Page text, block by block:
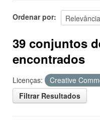
Ordenar por
39 conjuntos
encontrados
Licenças:
Creative
Filtrar Resultados